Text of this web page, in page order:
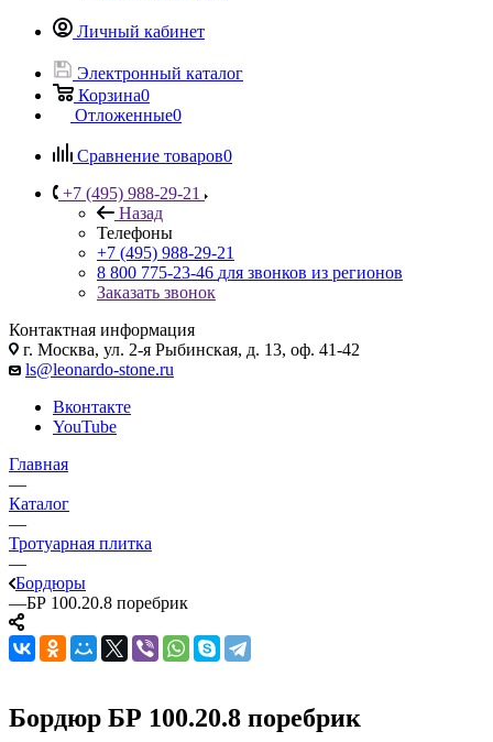
Личный кабинет
Электронный каталог
Корзина0
Отложенные0
Сравнение товаров0
+7 (495) 988-29-21
Назад
Телефоны
+7 (495) 988-29-21
8 800 775-23-46 для звонков из регионов
Заказать звонок
Контактная информация
г. Москва, ул. 2-я Рыбинская, д. 13, оф. 41-42
ls@leonardo-stone.ru
Вконтакте
YouTube
Главная
—
Каталог
—
Тротуарная плитка
—
Бордюры
—БР 100.20.8 поребрик
Бордюр БР 100.20.8 поребрик